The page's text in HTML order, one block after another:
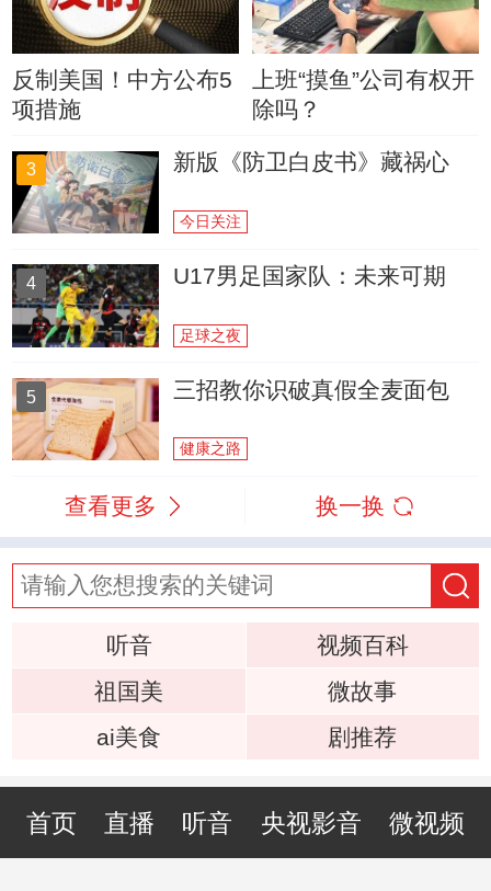
反制美国！中方公布5
项措施
上班“摸鱼”公司有权开
除吗？
3 新版《防卫白皮书》藏祸心
今日关注
4 U17男足国家队：未来可期
足球之夜
5 三招教你识破真假全麦面包
健康之路
查看更多 换一换
听音
视频百科
祖国美
微故事
ai美食
剧推荐
首页 直播 听音 央视影音 微视频